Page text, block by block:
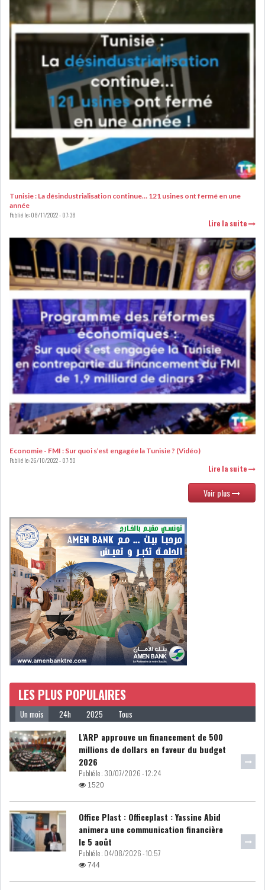
FINANCE
FISCALITE
ENTRÉE EN VIGUEUR DE LA
TAXE SUR LE PATR...
BOURSE DE TUNIS : UN OUTIL
DE FINANCEMEN...
LE CALENDRIER FISCAL ET
SOCIAL 2021: LES...
RSS
ECONOMIE
ACTUALITÉS
EMPLOI
SOCIÉTÉS
LOI DE FINANCE ENERGIE
MATIÈRES PREMIÈRES RATING
MÉDIAS EDUCATION
TOURISME
MACROÉCONOMIQUES
5,1% EN...
IRADA : PREMIER APPEL À
FONDATION POUR L...
INDUSTRIELLE, MA...
Tunisie : La désindustrialisation continue… 121 usines ont fermé en une
année
Publié le:08/11/2022 - 07:38
Lire la suite
Economie - FMI : Sur quoi s’est engagée la Tunisie ? (Vidéo)
Publié le:26/10/2022 - 07:50
Lire la suite
Voir plus
LES PLUS POPULAIRES
Un mois 24h 2025 Tous
L'ARP approuve un financement de 500
millions de dollars en faveur du budget
2026
Publié le : 30/07/2026 - 12:24
1520
Office Plast : Officeplast : Yassine Abid
animera une communication financière
le 5 août
Publié le : 04/08/2026 - 10:57
744